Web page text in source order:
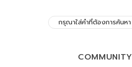
COMMUNITY